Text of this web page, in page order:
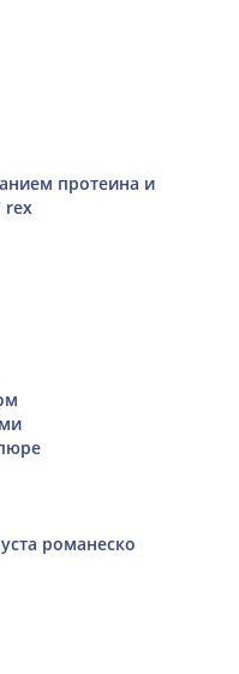
протеина и
rex
романеско